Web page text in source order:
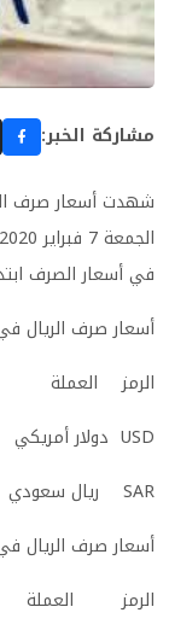
مشاركة الخبر:
شهدت أسعار صرف
في أسعار الصرف
أسعار صرف الريال
الرمز
USD دولار أمريكي
SAR ريال سعودي 171
أسعار صرف الريال
الرمز